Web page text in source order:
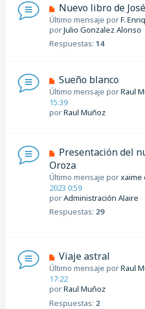
Nuevo libro de
Último mensaje porF.
porJulio Gonzalez Alonso
Respuestas: 14
Sueño blanco
Último mensaje porRaul
15:39
porRaul Muñoz
Presentación del
Oroza
Último mensaje porxaime
2023 0:59
porAdministración Alaire
Respuestas: 29
Viaje astral
Último mensaje porRaul
17:22
porRaul Muñoz
Respuestas: 2